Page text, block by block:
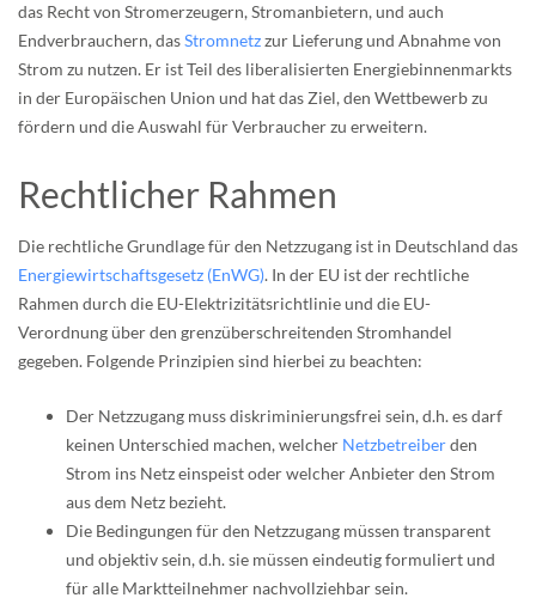
das Recht von Stromerzeugern, Stromanbietern, und auch
Endverbrauchern, dasStromnetzzur Lieferung und Abnahme von
Strom zu nutzen. Er ist Teil des liberalisierten Energiebinnenmarkts
in der Europäischen Union und hat das Ziel, den Wettbewerb zu
fördern und die Auswahl für Verbraucher zu erweitern.
Rechtlicher Rahmen
Die rechtliche Grundlage für den Netzzugang ist in Deutschland das
Energiewirtschaftsgesetz (EnWG). In der EU ist der rechtliche
Rahmen durch die EU-Elektrizitätsrichtlinie und die EU-
Verordnung über den grenzüberschreitenden Stromhandel
gegeben. Folgende Prinzipien sind hierbei zu beachten:
Der Netzzugang muss diskriminierungsfrei sein, d.h. es darf
keinen Unterschied machen, welcher Netzbetreiberden
Strom ins Netz einspeist oder welcher Anbieter den Strom
aus dem Netz bezieht.
Die Bedingungen für den Netzzugang müssen transparent
und objektiv sein, d.h. sie müssen eindeutig formuliert und
für alle Marktteilnehmer nachvollziehbar sein.